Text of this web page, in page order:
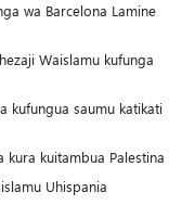
wa Barcelona Lamine
Waislamu kufunga
kufungua saumu katikati
kuitambua Palestina
Uhispania